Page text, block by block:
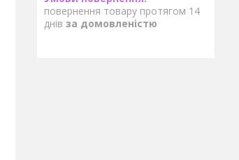
повернення товару протягом 14
днів за домовленістю